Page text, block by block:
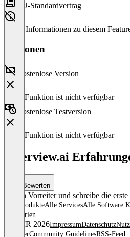
EU-Standardvertrag
Keine Informationen zu diesem
Versionen
Kostenlose Version
Diese Funktion ist nicht verfügbar
Kostenlose Testversion
Diese Funktion ist nicht verfügbar
sellerview.ai
Bewerten
Sei ein Vorreiter und schreibe die
Alle ProdukteAlle ServicesAlle Software
Kategorien
© OMR 2026ImpressumDatenschutz
AnbieterCommunity GuidelinesRSS-Feed